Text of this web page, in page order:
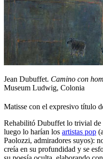
Jean Dubuffet. Camino con
Museum Ludwig, Colonia
Matisse con el expresivo título
Rehabilitó Dubuffet lo trivial de
luego lo harían los artistas pop
Paolozzi, admiradores suyos):
creía en su profundidad y se